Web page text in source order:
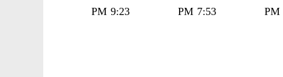
7:53 PM
9:23 PM